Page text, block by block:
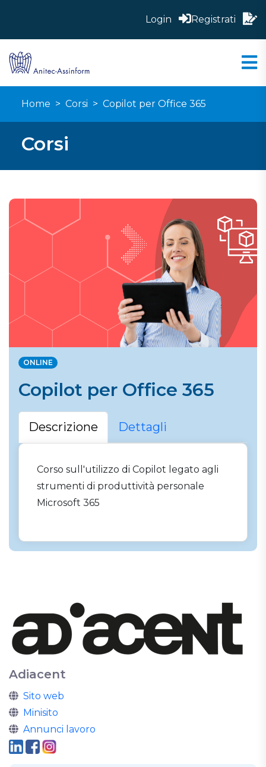
Login Registrati
Home Corsi Copilot per Office 365
Corsi
ONLINE
Copilot per Office 365
Descrizione Dettagli
Corso sull'utilizzo di Copilot legato agli
strumenti di produttività personale
Microsoft 365
Adiacent
Sito web
Minisito
Annunci lavoro